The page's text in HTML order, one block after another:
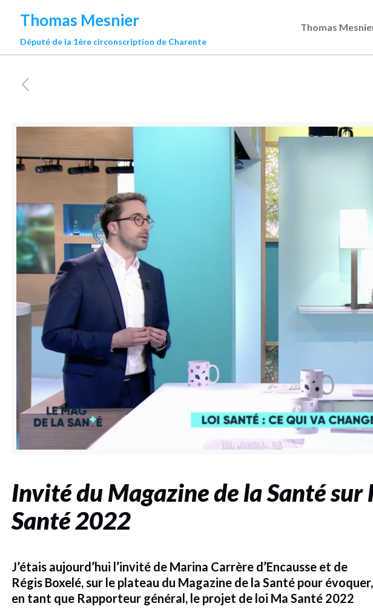
Thomas Mesnier
Député de la 1ère circonscription de Charente
Thomas
Invité du Magazine de la Santé sur
Santé 2022
J’étais aujourd’hui l’invité de Marina Carrère d’Encausse et de
Régis Boxelé, sur le plateau du Magazine de la Santé pour évoquer,
en tant que Rapporteur général, le projet de loi Ma Santé 2022